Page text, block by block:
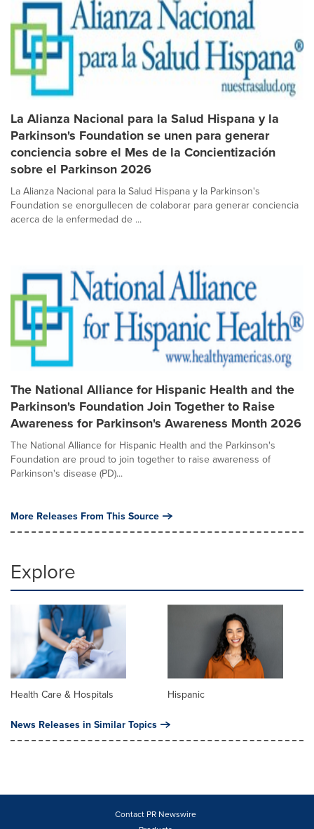
La Alianza Nacional para la Salud Hispana y la
Parkinson's Foundation se unen para generar
conciencia sobre el Mes de la Concientización
sobre el Parkinson 2026
La Alianza Nacional para la Salud Hispana y la Parkinson's
Foundation se enorgullecen de colaborar para generar conciencia
acerca de la enfermedad de ...
The National Alliance for Hispanic Health and the
Parkinson's Foundation Join Together to Raise
Awareness for Parkinson's Awareness Month 2026
The National Alliance for Hispanic Health and the Parkinson's
Foundation are proud to join together to raise awareness of
Parkinson's disease (PD)...
More Releases From This Source
Explore
Health Care & Hospitals Hispanic
News Releases in Similar Topics
Contact PR Newswire